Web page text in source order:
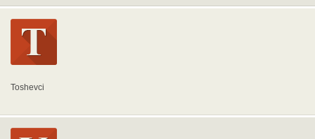
Toshevci